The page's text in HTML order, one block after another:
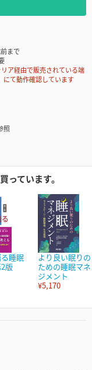
まで
ア経由で販売されている端
にて動作確認しています
照
っています。
睡眠
版
より良い眠りの
ための睡眠マネ
ジメント
¥5,170